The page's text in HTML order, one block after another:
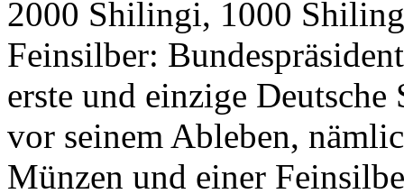
2000 Shilingi, 1000
Feinsilber:
erste und einzige Deutsche
vor seinem Ableben,
Münzen und einer